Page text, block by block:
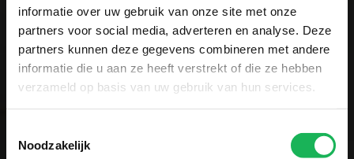
informatie over uw gebruik van onze site met onze
partners voor social media, adverteren en analyse. Deze
partners kunnen deze gegevens combineren met andere
informatie die u aan ze heeft verstrekt of die ze hebben
verzameld op basis van uw gebruik van hun services.
Noodzakelijk